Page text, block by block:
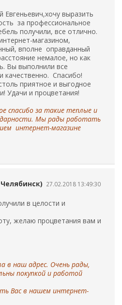
выразить
за профессиональное
получили, все отлично.
магазином,
вполне оправданный
немалое, но как
Вы выполнили все
качественно. Спасибо!
приятное и выгодное
Удачи и процветания!
спасибо за такие теплые и
Мы рады работать
интернет-магазине
27.02.2018 13:49:30
в целости и
желаю процветания вам и
в наш адрес. Очень рады,
покупкой и работой
Вас в нашем интернет-